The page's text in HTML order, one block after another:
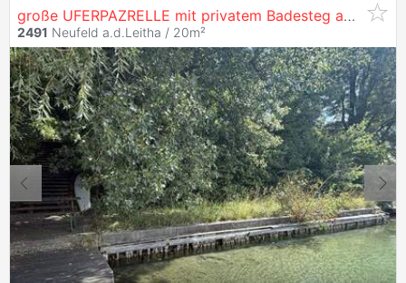
große UFERPAZRELLE mit privatem Badesteg am Neufelder See ? Holzhaus mit Renovierungsbedarf beim Yachtclub auf Pachtgrund zu verkaufen
2491 Neufeld a.d.Leitha / 20m²